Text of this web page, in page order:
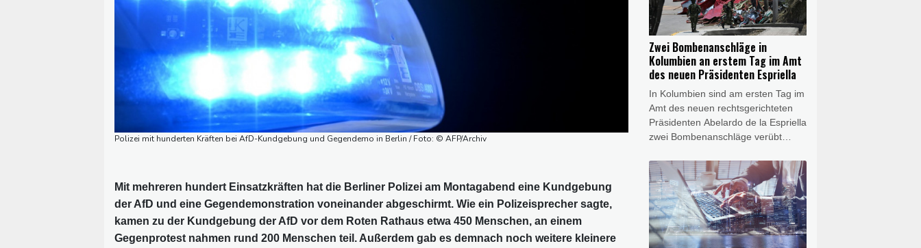
Polizei mit hunderten Kräften bei AfD-Kundgebung und Gegendemo in Berlin / Foto: © AFP/Archiv
Mit mehreren hundert Einsatzkräften hat die Berliner Polizei am Montagabend eine Kundgebung
der AfD und eine Gegendemonstration voneinander abgeschirmt. Wie ein Polizeisprecher sagte,
kamen zu der Kundgebung der AfD vor dem Roten Rathaus etwa 450 Menschen, an einem
Gegenprotest nahmen rund 200 Menschen teil. Außerdem gab es demnach noch weitere kleinere
Juni besiegelte Rahmenabkommen
zwischen Teheran und Washington.
Der Chef des Nationalen
Sicherheitsrats, Mohammad Bagher
Solghadr, legte eine ganze Liste an
Bedingungen für ein Ende der
Blockade der strategisch wichtigen
Meerenge vor.
Zwei Bombenanschläge in
Kolumbien an erstem Tag im Amt
des neuen Präsidenten Espriella
In Kolumbien sind am ersten Tag im
Amt des neuen rechtsgerichteten
Präsidenten Abelardo de la Espriella
zwei Bombenanschläge verübt
verschiedenen Teilen des Landes
wurde am Samstag mindestens ein
Polizist getötet, wie die Armee
mitteilte. Weitere Menschen seien
verletzt worden.